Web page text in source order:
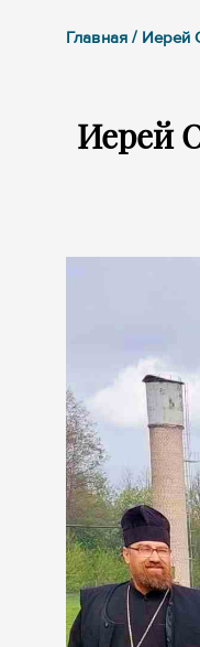
Главная / Иерей
Иерей